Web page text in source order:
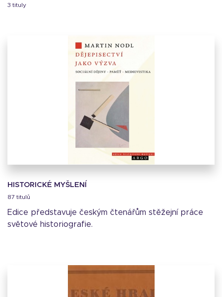
3 tituly
HISTORICKÉ MYŠLENÍ
87 titulů
Edice představuje českým čtenářům stěžejní práce
světové historiografie.